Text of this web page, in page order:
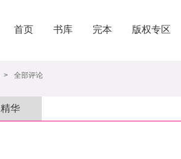
首页 书库 完本 版权专区
> 全部评论
精华